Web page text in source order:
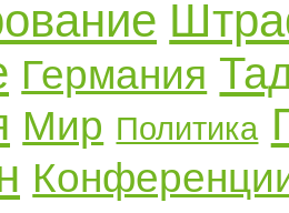
Германия
Мир Политика